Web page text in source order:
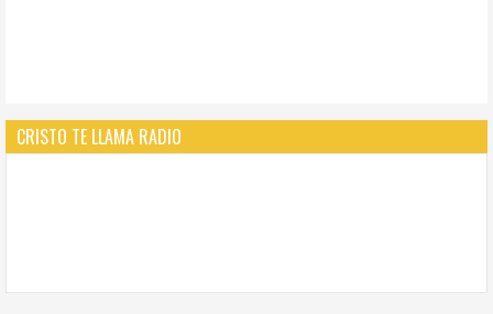
CRISTO TE LLAMA RADIO